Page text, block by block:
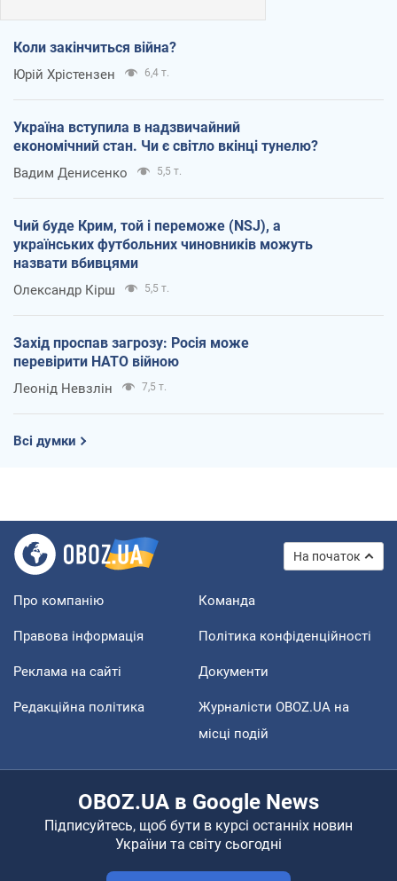
Коли закінчиться війна?
Юрій Хрістензен 6,4 т.
Україна вступила в надзвичайний
економічний стан. Чи є світло вкінці тунелю?
Вадим Денисенко 5,5 т.
Чий буде Крим, той і переможе (NSJ), а
українських футбольних чиновників можуть
назвати вбивцями
Олександр Кірш 5,5 т.
Захід проспав загрозу: Росія може
перевірити НАТО війною
Леонід Невзлін 7,5 т.
Всі думки
На початок
Про компанію Команда
Правова інформація Політика конфіденційності
Реклама на сайті Документи
Редакційна політика
Журналісти OBOZ.UA на
місці подій
OBOZ.UA в Google News
Підписуйтесь, щоб бути в курсі останніх новин
України та світу сьогодні